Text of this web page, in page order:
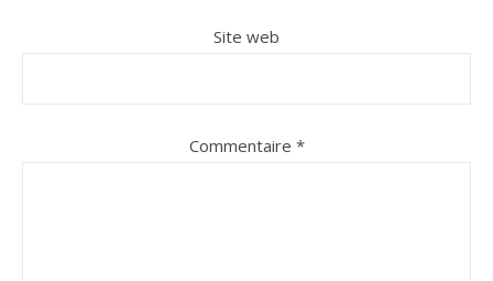
Site web
Commentaire *